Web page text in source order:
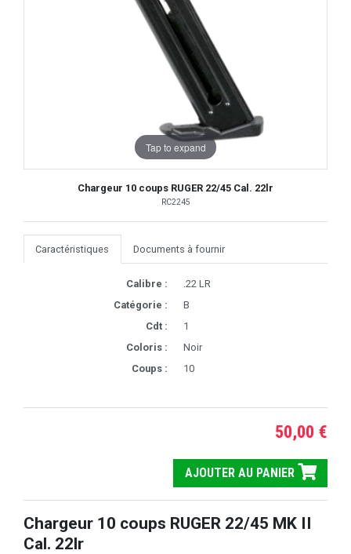
Tap to expand
Chargeur 10 coups RUGER 22/45 Cal. 22lr
RC2245
Caractéristiques Documents à fournir
Calibre :
.22 LR
Catégorie :
B
Cdt :
1
Coloris :
Noir
Coups :
10
50,00 €
AJOUTER AU PANIER
Chargeur 10 coups RUGER 22/45 MK II
Cal. 22lr